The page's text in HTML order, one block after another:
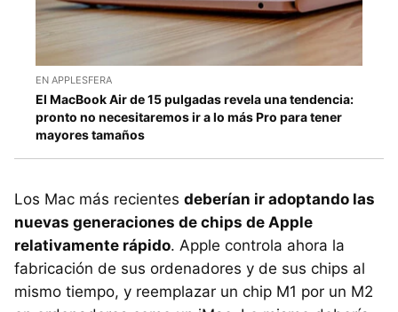
EN APPLESFERA
El MacBook Air de 15 pulgadas revela una tendencia:
pronto no necesitaremos ir a lo más Pro para tener
mayores tamaños
Los Mac más recientes deberían ir adoptando las
nuevas generaciones de chips de Apple
relativamente rápido. Apple controla ahora la
fabricación de sus ordenadores y de sus chips al
mismo tiempo, y reemplazar un chip M1 por un M2